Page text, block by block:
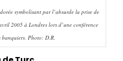
symbolisant par l’absurde la prise de
2005 à Londres lors d’une conférence
banquiers. Photo: D.R.